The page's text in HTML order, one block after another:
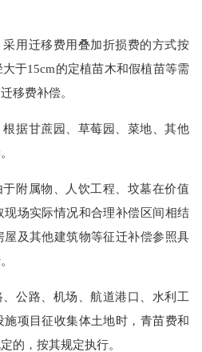
用迁移费用叠加折损费的方式按
于15cm的定植苗木和假植苗等需
移费补偿。
据甘蔗园、草莓园、菜地、其他
附属物、人饮工程、坟墓在价值
现场实际情况和合理补偿区间相结
及其他建筑物等征迁补偿参照具
公路、机场、航道港口、水利工
项目征收集体土地时，青苗费和
的，按其规定执行。